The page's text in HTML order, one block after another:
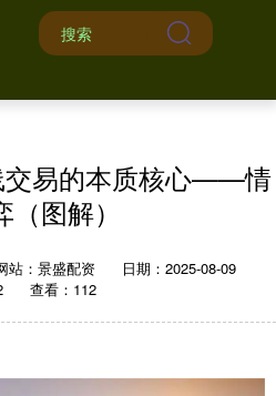
交易的本质核心——情
图解）
站：景盛配资
日期：2025-08-09
查看：112